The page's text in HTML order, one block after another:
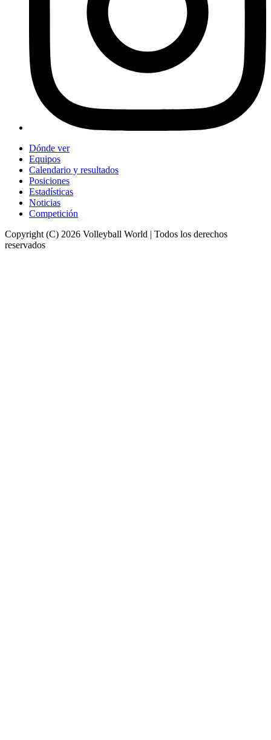
Dónde ver
Equipos
Calendario y resultados
Posiciones
Estadísticas
Noticias
Competición
Copyright (C) 2026 Volleyball World | Todos los derechos
reservados